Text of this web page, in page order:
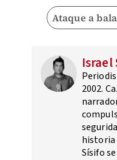
Ataque a
Israel
2002.
historia
Sísifo